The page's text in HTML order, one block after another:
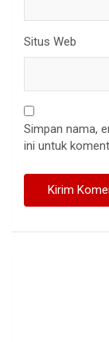
Situs Web
Simpan nama,
ini untuk